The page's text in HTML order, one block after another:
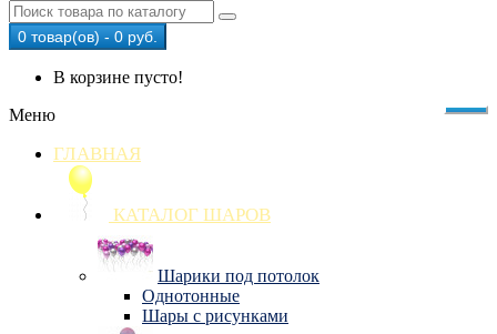
0 товар(ов) - 0 руб.
В корзине пусто!
Меню
ГЛАВНАЯ
КАТАЛОГ ШАРОВ
Шарики под потолок
Однотонные
Шары с рисунками